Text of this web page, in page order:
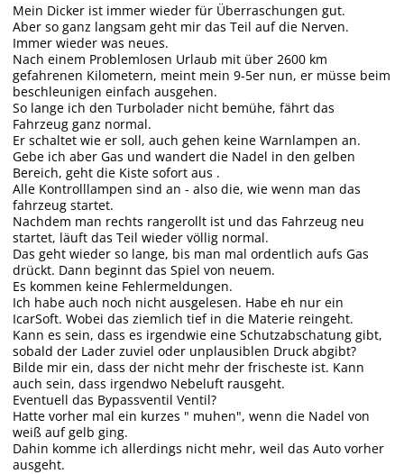
Mein Dicker ist immer wieder für Überraschungen gut.
Aber so ganz langsam geht mir das Teil auf die Nerven.
Immer wieder was neues.
Nach einem Problemlosen Urlaub mit über 2600 km
gefahrenen Kilometern, meint mein 9-5er nun, er müsse beim
beschleunigen einfach ausgehen.
So lange ich den Turbolader nicht bemühe, fährt das
Fahrzeug ganz normal.
Er schaltet wie er soll, auch gehen keine Warnlampen an.
Gebe ich aber Gas und wandert die Nadel in den gelben
Bereich, geht die Kiste sofort aus .
Alle Kontrolllampen sind an - also die, wie wenn man das
fahrzeug startet.
Nachdem man rechts rangerollt ist und das Fahrzeug neu
startet, läuft das Teil wieder völlig normal.
Das geht wieder so lange, bis man mal ordentlich aufs Gas
drückt. Dann beginnt das Spiel von neuem.
Es kommen keine Fehlermeldungen.
Ich habe auch noch nicht ausgelesen. Habe eh nur ein
IcarSoft. Wobei das ziemlich tief in die Materie reingeht.
Kann es sein, dass es irgendwie eine Schutzabschatung gibt,
sobald der Lader zuviel oder unplausiblen Druck abgibt?
Bilde mir ein, dass der nicht mehr der frischeste ist. Kann
auch sein, dass irgendwo Nebeluft rausgeht.
Eventuell das Bypassventil Ventil?
Hatte vorher mal ein kurzes " muhen", wenn die Nadel von
weiß auf gelb ging.
Dahin komme ich allerdings nicht mehr, weil das Auto vorher
ausgeht.